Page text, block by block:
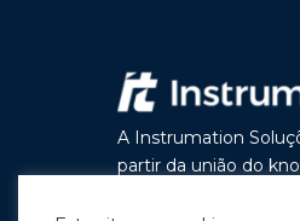
A Instrumation
partir da união do
com o objetivo de